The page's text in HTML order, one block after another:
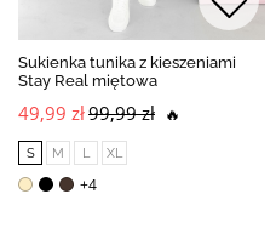
Sukienka tunika z kieszeniami
Stay Real miętowa
49,99 zł99,99 zł 🔥
S M L XL
+4